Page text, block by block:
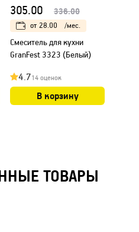
305.00 336.00
от 28.00 /мес.
Смеситель для кухни
GranFest 3323 (Белый)
4.714 оценок
В корзину
ТОВАРЫ